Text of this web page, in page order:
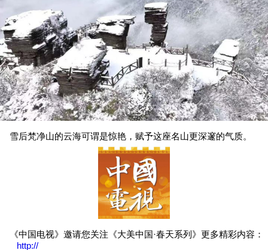
雪后梵净山的云海可谓是惊艳，赋予这座名山更深邃的气质。
《中国电视》邀请您关注《大美中国·春天系列》更多精彩内容：
http://